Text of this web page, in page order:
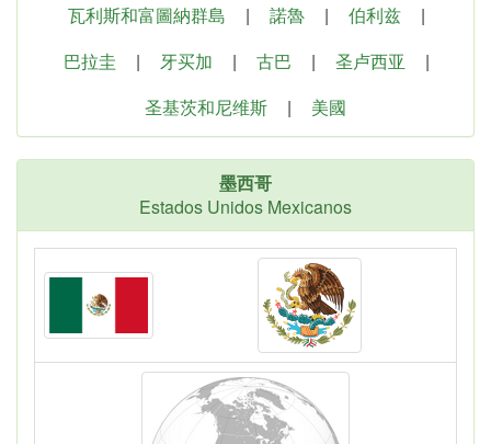
瓦利斯和富圖納群島
| 諾魯 | 伯利兹
|
巴拉圭
| 牙买加 | 古巴 | 圣卢西亚
|
圣基茨和尼维斯
| 美國
墨西哥
Estados Unidos Mexicanos